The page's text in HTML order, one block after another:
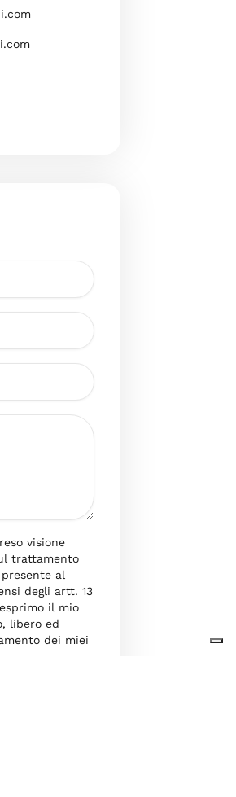
visione
trattamento
al
degli artt. 13
il mio
libero ed
dei miei